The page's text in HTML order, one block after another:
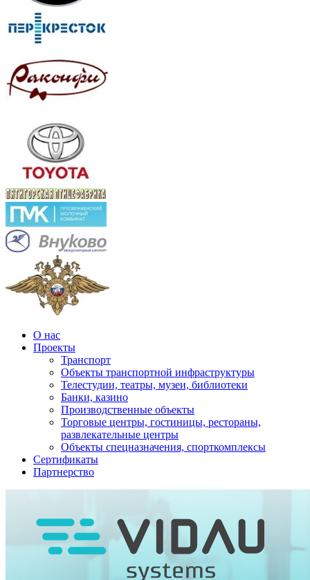
О нас
Проекты
Транспорт
Объекты транспортной инфраструктуры
Телестудии, театры, музеи, библиотеки
Банки, казино
Производственные объекты
Торговые центры, гостиницы, рестораны,
развлекательные центры
Объекты спецназначения, спорткомплексы
Сертификаты
Партнерство